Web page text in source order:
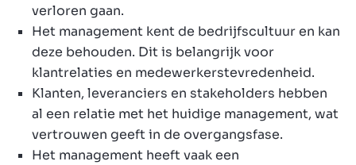
verloren gaan.
Het management kent de bedrijfscultuur en kan
deze behouden. Dit is belangrijk voor
klantrelaties en medewerkerstevredenheid.
Klanten, leveranciers en stakeholders hebben
al een relatie met het huidige management, wat
vertrouwen geeft in de overgangsfase.
Het management heeft vaak een